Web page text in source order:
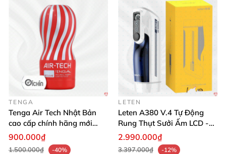
TENGA
Tenga Air Tech Nhật Bản
cao cấp chính hãng mới
seal giá tốt
900.000₫
1.500.000₫
-40%
LETEN
Leten A380 V.4 Tự Động
Rung Thụt Sưởi Ấm LCD -
Mua Ngay
2.990.000₫
3.397.000₫
-12%